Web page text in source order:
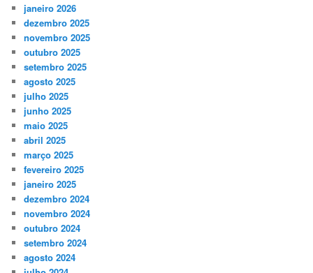
janeiro 2026
dezembro 2025
novembro 2025
outubro 2025
setembro 2025
agosto 2025
julho 2025
junho 2025
maio 2025
abril 2025
março 2025
fevereiro 2025
janeiro 2025
dezembro 2024
novembro 2024
outubro 2024
setembro 2024
agosto 2024